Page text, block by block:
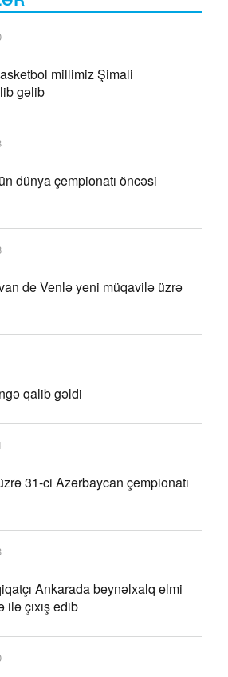
millimiz Şimali
gəlib
dünya çempionatı öncəsi
de Venlə yeni müqavilə üzrə
qalib gəldi
31-ci Azərbaycan çempionatı
Ankarada beynəlxalq elmi
çıxış edib